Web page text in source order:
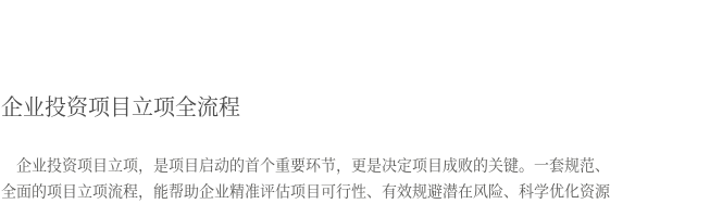
企业投资项目立项全流程
企业投资项目立项，是项目启动的首个重要环节，更是决定项目成败的关键。一套规范、
全面的项目立项流程，能帮助企业精准评估项目可行性、有效规避潜在风险、科学优化资源